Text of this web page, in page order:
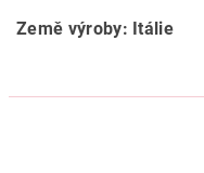
Země výroby: Itálie